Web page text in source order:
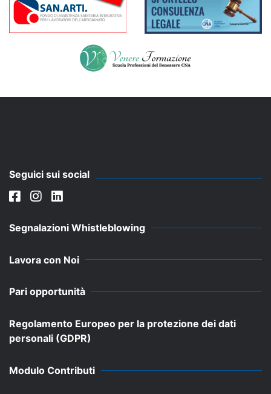
Seguici sui social
Segnalazioni Whistleblowing
Lavora con Noi
Pari opportunità
Regolamento Europeo per la protezione dei dati
personali (GDPR)
Modulo Contributi